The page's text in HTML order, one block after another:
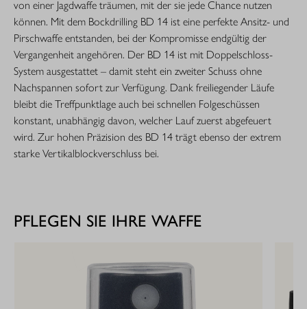
von einer Jagdwaffe träumen, mit der sie jede Chance nutzen
können. Mit dem Bockdrilling BD 14 ist eine perfekte Ansitz- und
Pirschwaffe entstan­den, bei der Kompromisse endgültig der
Vergangenheit angehören. Der BD 14 ist mit Doppelschloss-
System ausgestattet – damit steht ein zweiter Schuss ohne
Nachspannen sofort zur Verfügung. Dank freiliegender Läufe
bleibt die Treffpunktlage auch bei schnellen Folge­schüssen
konstant, unabhängig davon, welcher Lauf zuerst abgefeuert
wird. Zur hohen Präzision des BD 14 trägt ebenso der extrem
starke Vertikalblockverschluss bei.
PFLEGEN SIE IHRE WAFFE